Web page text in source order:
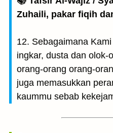
Zuhaili, pakar fiqih
12. Sebagaimana
ingkar, dusta dan olok-
orang-orang orang-
juga memasukkan
kaummu sebab